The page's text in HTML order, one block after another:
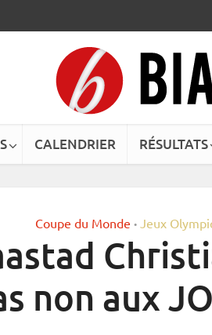
CALENDRIER RÉSULTATS
Coupe du Monde • Jeux
non aux